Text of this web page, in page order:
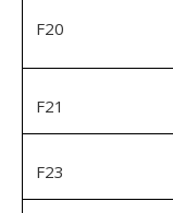
F20
F21
F23